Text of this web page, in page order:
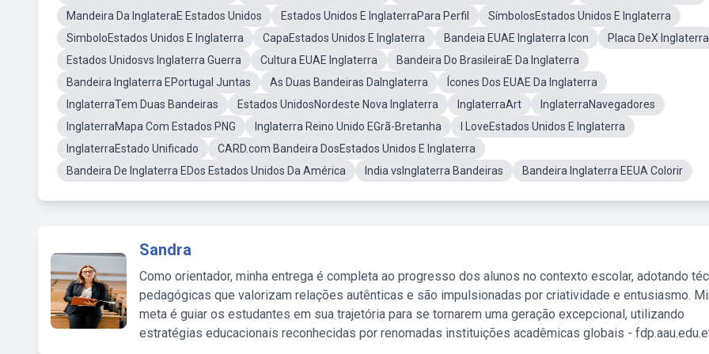
Mandeira Da InglateraE Estados Unidos
Estados Unidos E InglaterraPara Perfil
SímbolosEstados Unidos E Inglaterra
SimboloEstados Unidos E Inglaterra
CapaEstados Unidos E Inglaterra Bandeia EUAE Inglaterra Icon
Placa DeX Inglaterra
Estados Unidosvs Inglaterra Guerra
Cultura EUAE Inglaterra
Bandeira Do BrasileiraE Da Inglaterra
Bandeira Inglaterra EPortugal Juntas
As Duas Bandeiras DaInglaterra
Ícones Dos EUAE Da Inglaterra
InglaterraTem Duas Bandeiras
Estados UnidosNordeste Nova Inglaterra InglaterraArt
InglaterraNavegadores
InglaterraMapa Com Estados PNG
Inglaterra Reino Unido EGrã-Bretanha
I LoveEstados Unidos E Inglaterra
InglaterraEstado Unificado
CARD.com Bandeira DosEstados Unidos E Inglaterra
Bandeira De Inglaterra EDos Estados Unidos Da América
India vsInglaterra Bandeiras Bandeira Inglaterra EEUA Colorir
Sandra
Como orientador, minha entrega é completa ao progresso dos alunos no contexto escolar, adotando
pedagógicas que valorizam relações autênticas e são impulsionadas por criatividade e entusiasmo.
meta é guiar os estudantes em sua trajetória para se tornarem uma geração excepcional, utilizando
estratégias educacionais reconhecidas por renomadas instituições acadêmicas globais -